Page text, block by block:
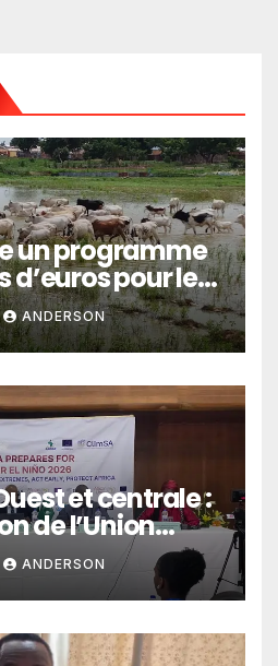
un programme
d’euros pour le
ANDERSON
et centrale :
de l’Union
renforcer
services
les
ANDERSON